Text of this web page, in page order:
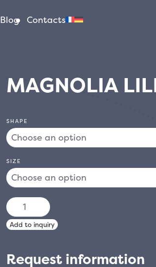
Blog Contacts
MAGNOLIA
SHAPE
SIZE
MAGNOLIA
LILIIFLORA
NIGRA
Add to inquiry
Request information